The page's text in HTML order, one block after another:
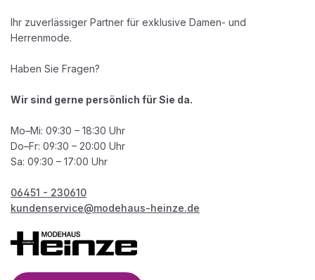
Ihr zuverlässiger Partner für exklusive Damen- und
Herrenmode.
Haben Sie Fragen?
Wir sind gerne persönlich für Sie da.
Mo–Mi: 09:30 – 18:30 Uhr
Do–Fr: 09:30 – 20:00 Uhr
Sa: 09:30 – 17:00 Uhr
06451 - 230610
kundenservice@modehaus-heinze.de